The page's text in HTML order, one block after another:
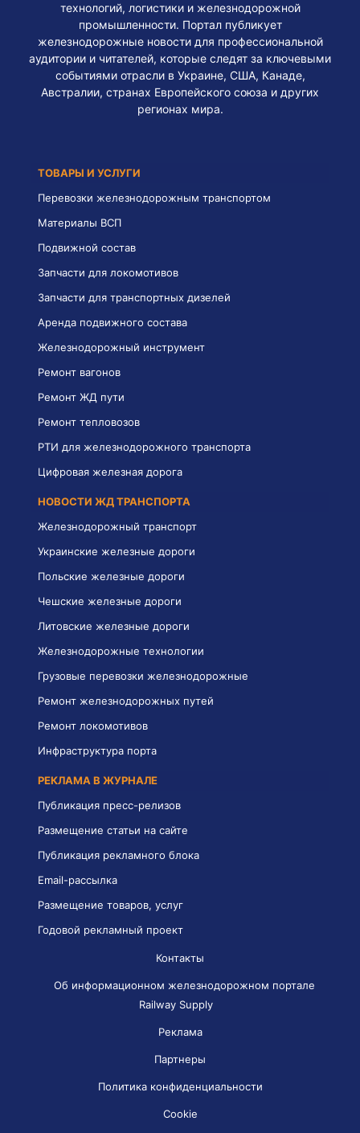
технологий, логистики и железнодорожной
промышленности. Портал публикует
железнодорожные новости для профессиональной
аудитории и читателей, которые следят за ключевыми
событиями отрасли в Украине, США, Канаде,
Австралии, странах Европейского союза и других
регионах мира.
ТОВАРЫ И УСЛУГИ
Перевозки железнодорожным транспортом
Материалы ВСП
Подвижной состав
Запчасти для локомотивов
Запчасти для транспортных дизелей
Аренда подвижного состава
Железнодорожный инструмент
Ремонт вагонов
Ремонт ЖД пути
Ремонт тепловозов
РТИ для железнодорожного транспорта
Цифровая железная дорога
НОВОСТИ ЖД ТРАНСПОРТА
Железнодорожный транспорт
Украинские железные дороги
Польские железные дороги
Чешские железные дороги
Литовские железные дороги
Железнодорожные технологии
Грузовые перевозки железнодорожные
Ремонт железнодорожных путей
Ремонт локомотивов
Инфраструктура порта
РЕКЛАМА В ЖУРНАЛЕ
Публикация пресс-релизов
Размещение статьи на сайте
Публикация рекламного блока
Email-рассылка
Размещение товаров, услуг
Годовой рекламный проект
Контакты
Об информационном железнодорожном портале
Railway Supply
Реклама
Партнеры
Политика конфиденциальности
Cookie